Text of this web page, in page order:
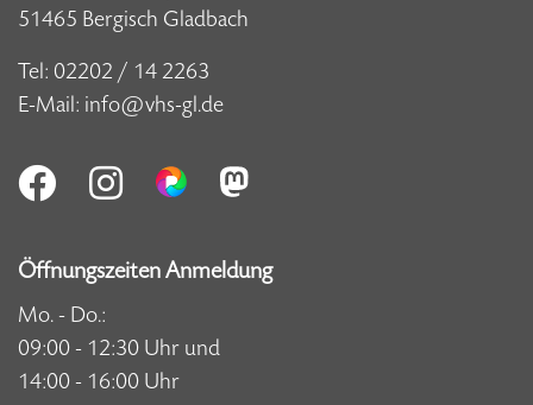
51465 Bergisch Gladbach
Tel: 02202 / 14 2263
E-Mail: info@vhs-gl.de
Öffnungszeiten Anmeldung
Mo. - Do.:
09:00 - 12:30 Uhr und
14:00 - 16:00 Uhr